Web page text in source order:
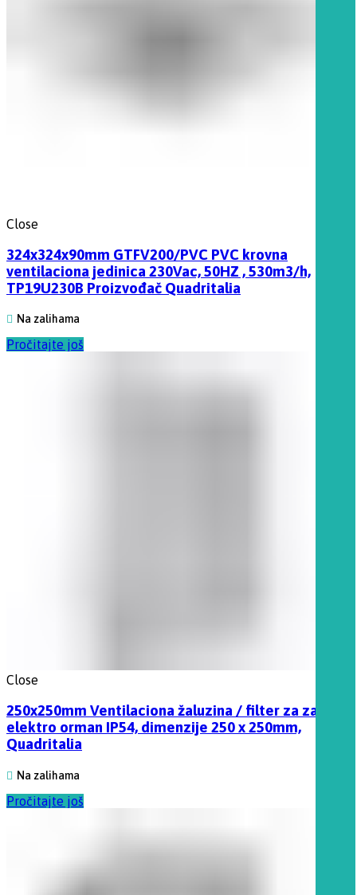
Close
324x324x90mm GTFV200/PVC PVC krovna
ventilaciona jedinica 230Vac, 50HZ , 530m3/h,
TP19U230B Proizvođač Quadritalia
Na zalihama
Pročitajte još
Close
250x250mm Ventilaciona žaluzina / filter za za
elektro orman IP54, dimenzije 250 x 250mm,
Quadritalia
Na zalihama
Pročitajte još